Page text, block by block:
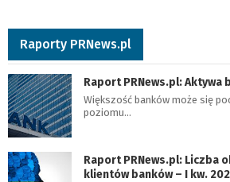
Raporty PRNews.pl
Raport PRNews.pl: Aktywa
Większość banków może się
poziomu…
Raport PRNews.pl: Liczba
klientów banków – I kw.